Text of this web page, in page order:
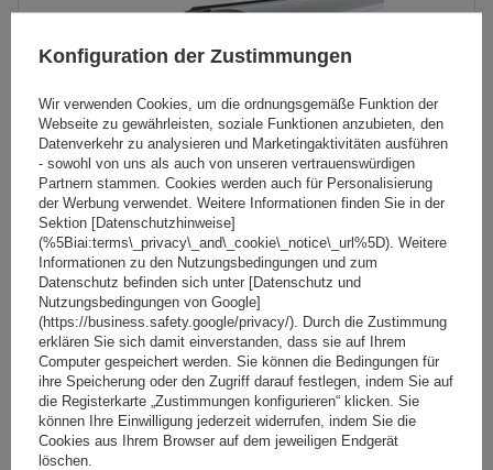
Atera Signo RT 048250 Dachträger für Reling (150 cm)
Aluminium
239,59 €inkl. MwSt
Große Menge verfügbar Wir versenden schon am10. August
In den
Konfiguration der Zustimmungen
Wir verwenden Cookies, um die ordnungsgemäße Funktion der
Webseite zu gewährleisten, soziale Funktionen anzubieten, den
Datenverkehr zu analysieren und Marketingaktivitäten ausführen
- sowohl von uns als auch von unseren vertrauenswürdigen
Partnern stammen. Cookies werden auch für Personalisierung
der Werbung verwendet. Weitere Informationen finden Sie in der
Sektion [Datenschutzhinweise]
(%5Biai:terms\_privacy\_and\_cookie\_notice\_url%5D). Weitere
Informationen zu den Nutzungsbedingungen und zum
Datenschutz befinden sich unter [Datenschutz und
Nutzungsbedingungen von Google]
(https://business.safety.google/privacy/). Durch die Zustimmung
erklären Sie sich damit einverstanden, dass sie auf Ihrem
Computer gespeichert werden. Sie können die Bedingungen für
ihre Speicherung oder den Zugriff darauf festlegen, indem Sie auf
die Registerkarte „Zustimmungen konfigurieren“ klicken. Sie
können Ihre Einwilligung jederzeit widerrufen, indem Sie die
Cookies aus Ihrem Browser auf dem jeweiligen Endgerät
löschen.